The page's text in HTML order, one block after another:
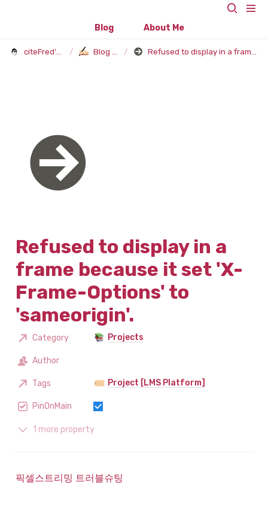
Blog About Me
/ /
Refused to display in a
frame because it set 'X-
Frame-Options' to
'sameorigin'.
Category Projects
Author
Tags Project [LMS Platform]
PinOnMain
1 more property
픽셀스트리밍 트러블슈팅